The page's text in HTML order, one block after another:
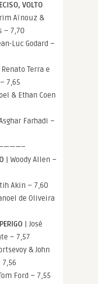
VOLTO
Aïnouz &
– 7,70
Luc Godard –
Terra e
7,65
& Ethan Coen
Farhadi –
| Woody Allen –
Akin – 7,60
de Oliveira
| José
– 7,57
& John
Ford – 7,55